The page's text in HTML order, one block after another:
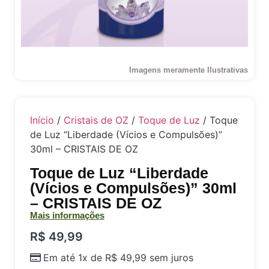
Imagens meramente Ilustrativas
Início / Cristais de OZ / Toque de Luz / Toque
de Luz “Liberdade (Vícios e Compulsões)”
30ml – CRISTAIS DE OZ
Toque de Luz “Liberdade
(Vícios e Compulsões)” 30ml
– CRISTAIS DE OZ
Mais informações
R$ 49,99
Em até 1x de R$ 49,99 sem juros